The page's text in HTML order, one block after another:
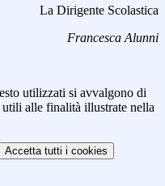
La Dirigente Scolastica
Francesca Alunni
utilizzati si avvalgono di
alle finalità illustrate nella
Accetta tutti i cookies